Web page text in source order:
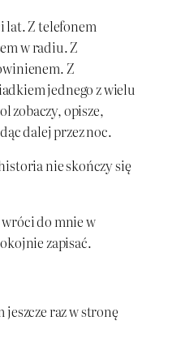
lat. Z telefonem
w radiu. Z
Z
jednego z wielu
zobaczy, opisze,
dalej przez noc.
nie skończy się
wróci do mnie w
zapisać.
raz w stronę